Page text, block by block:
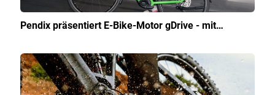
Pendix präsentiert E-Bike-Motor gDrive - mit…